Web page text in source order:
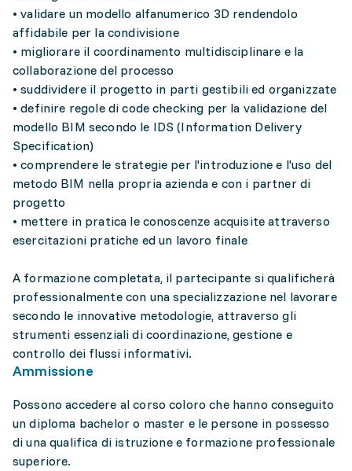
• validare un modello alfanumerico 3D rendendolo
affidabile per la condivisione
• migliorare il coordinamento multidisciplinare e la
collaborazione del processo
• suddividere il progetto in parti gestibili ed organizzate
• definire regole di code checking per la validazione del
modello BIM secondo le IDS (Information Delivery
Specification)
• comprendere le strategie per l'introduzione e l'uso del
metodo BIM nella propria azienda e con i partner di
progetto
• mettere in pratica le conoscenze acquisite attraverso
esercitazioni pratiche ed un lavoro finale
A formazione completata, il partecipante si qualificherà
professionalmente con una specializzazione nel lavorare
secondo le innovative metodologie, attraverso gli
strumenti essenziali di coordinazione, gestione e
controllo dei flussi informativi.
Ammissione
Possono accedere al corso coloro che hanno conseguito
un diploma bachelor o master e le persone in possesso
di una qualifica di istruzione e formazione professionale
superiore.